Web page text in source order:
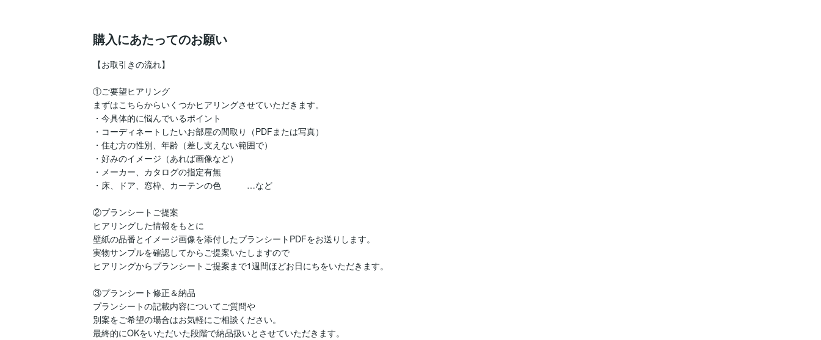
購入にあたってのお願い
【お取引きの流れ】
①ご要望ヒアリング
まずはこちらからいくつかヒアリングさせていただきます。
・今具体的に悩んでいるポイント
・コーディネートしたいお部屋の間取り（PDFまたは写真）
・住む方の性別、年齢（差し支えない範囲で）
・好みのイメージ（あれば画像など）
・メーカー、カタログの指定有無
・床、ドア、窓枠、カーテンの色　　　…など
②プランシートご提案
ヒアリングした情報をもとに
壁紙の品番とイメージ画像を添付したプランシートPDFをお送りします。
実物サンプルを確認してからご提案いたしますので
ヒアリングからプランシートご提案まで1週間ほどお日にちをいただきます。
③プランシート修正＆納品
プランシートの記載内容についてご質問や
別案をご希望の場合はお気軽にご相談ください。
最終的にOKをいただいた段階で納品扱いとさせていただきます。